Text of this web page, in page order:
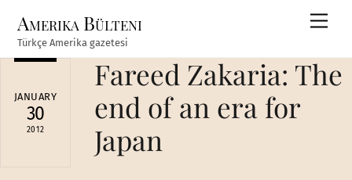
content
Amerika Bülteni
Türkçe Amerika gazetesi
JANUARY
30
2012
Fareed Zakaria: The
end of an era for
Japan